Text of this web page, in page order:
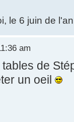
le 6 juin de
am
de
un oeil